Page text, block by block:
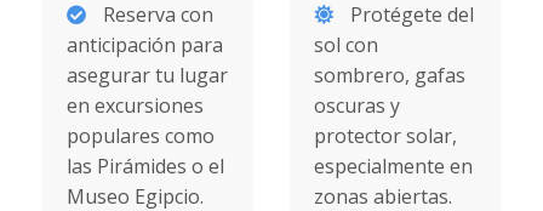
Reserva con
anticipación para
asegurar tu lugar
en excursiones
populares como
las Pirámides o el
Museo Egipcio.
Protégete del
sol con
sombrero, gafas
oscuras y
protector solar,
especialmente en
zonas abiertas.